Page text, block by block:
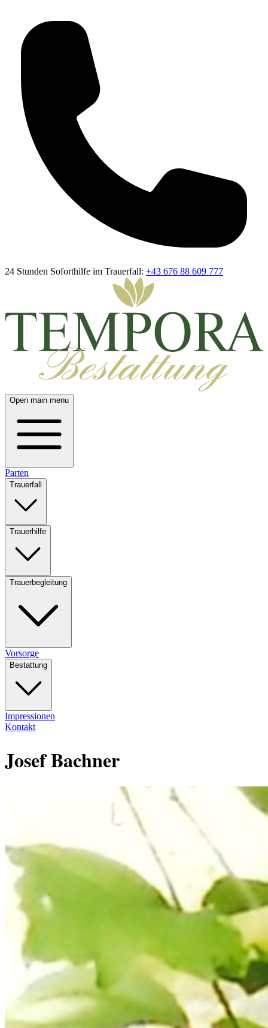
24 Stunden Soforthilfe im Trauerfall: +43 676 88 609 777
Open main menu
Parten
Trauerfall
Trauerhilfe
Trauerbegleitung
Vorsorge
Bestattung
Impressionen
Kontakt
Josef Bachner